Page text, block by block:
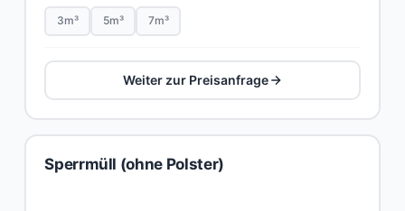
3m³ 5m³ 7m³
Weiter zur Preisanfrage
Sperrmüll (ohne Polster)